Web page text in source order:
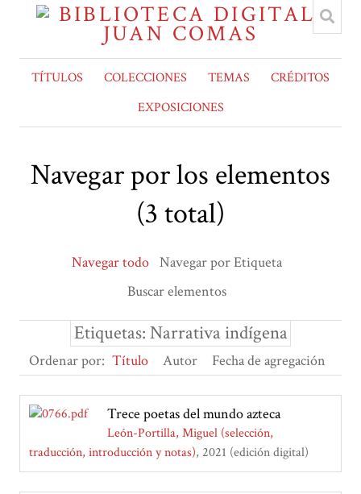
TÍTULOS COLECCIONES TEMAS
CRÉDITOS
EXPOSICIONES
Navegar por los elementos
(3 total)
Navegar todo Navegar por Etiqueta
Buscar elementos
Etiquetas: Narrativa indígena
Ordenar por: Título Autor Fecha de agregación
Trece poetas del mundo azteca
León-Portilla, Miguel (selección,
traducción, introducción y notas) 2021 (edición digital)